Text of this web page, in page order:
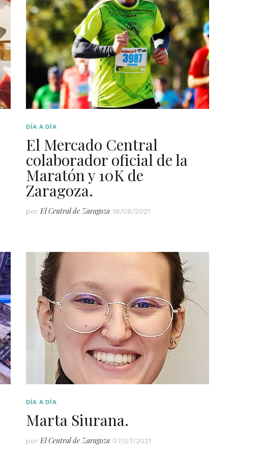
DÍA A DÍA
El Mercado Central
colaborador oficial de la
Maratón y 10K de
Zaragoza.
por El Central de Zaragoza 19/08/2021
DÍA A DÍA
Marta Siurana.
por El Central de Zaragoza 07/07/2021